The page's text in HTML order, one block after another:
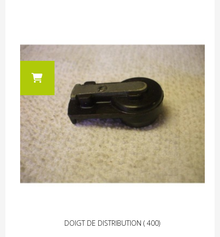
DOIGT DE DISTRIBUTION ( 400)